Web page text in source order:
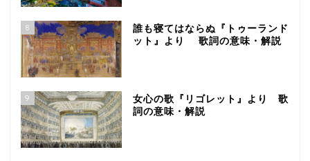
8
誰も寝てはならぬ『トゥーランド
ット』より 歌詞の意味・解説
9
女心の歌『リゴレット』より 歌
詞の意味・解説